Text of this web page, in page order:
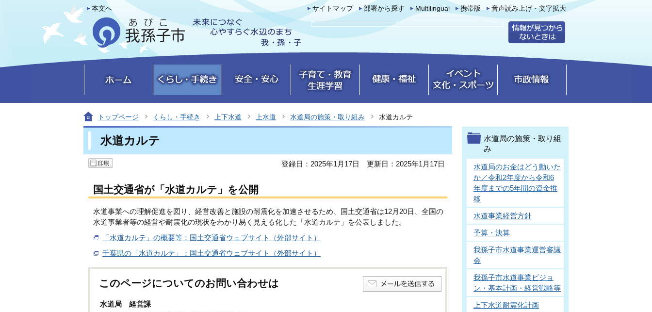
本文へ サイトマップ 部署から探す Multilingual 携帯版 音声読み上げ・文字拡大
トップページ くらし・手続き 上下水道 上水道 水道局の施策・取り組み 水道カルテ
水道カルテ
登録日：2025年1月17日 更新日：2025年1月17日
国土交通省が「水道カルテ」を公開
水道事業への理解促進を図り、経営改善と施設の耐震化を加速させるため、国土交通省は12月20日、全国の
水道事業者等の経営や耐震化の現状をわかり易く見える化した「水道カルテ」を公表しました。
「水道カルテ」の概要等：国土交通省ウェブサイト（外部サイト）
千葉県の「水道カルテ」：国土交通省ウェブサイト（外部サイト）
このページについてのお問い合わせは
水道局 経営課
水道局の施策・取り組
み
水道局のお金はどう動いた
か／令和2年度から令和6
年度までの5年間の資金推
移
水道事業経営方針
予算・決算
我孫子市水道事業運営審議
会
我孫子市水道事業ビジョ
ン・基本計画・経営戦略等
上下水道耐震化計画